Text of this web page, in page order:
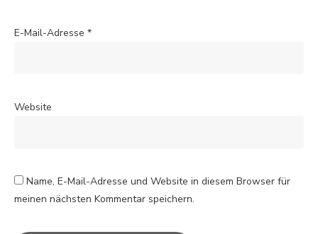
E-Mail-Adresse *
Website
Name, E-Mail-Adresse und Website in diesem Browser für
meinen nächsten Kommentar speichern.